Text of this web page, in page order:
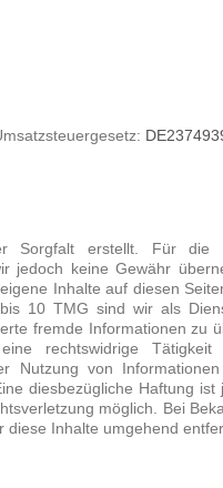
Sorgfalt erstellt. Für die
jedoch keine Gewähr
Inhalte auf diesen
10 TMG sind wir als
fremde Informationen zu
rechtswidrige Tätigkeit
Nutzung von
diesbezügliche Haftung ist
möglich. Bei
diese Inhalte umgehend